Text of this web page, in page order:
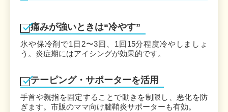
痛みが強いときは“冷やす”
氷や保冷剤で1日2〜3回、1回15分程度冷やしましょ
う。炎症期にはアイシングが効果的です。
テーピング・サポーターを活用
手首や親指を固定することで動きを制限し、悪化を防
ぎます。市販のママ向け腱鞘炎サポーターも有効。